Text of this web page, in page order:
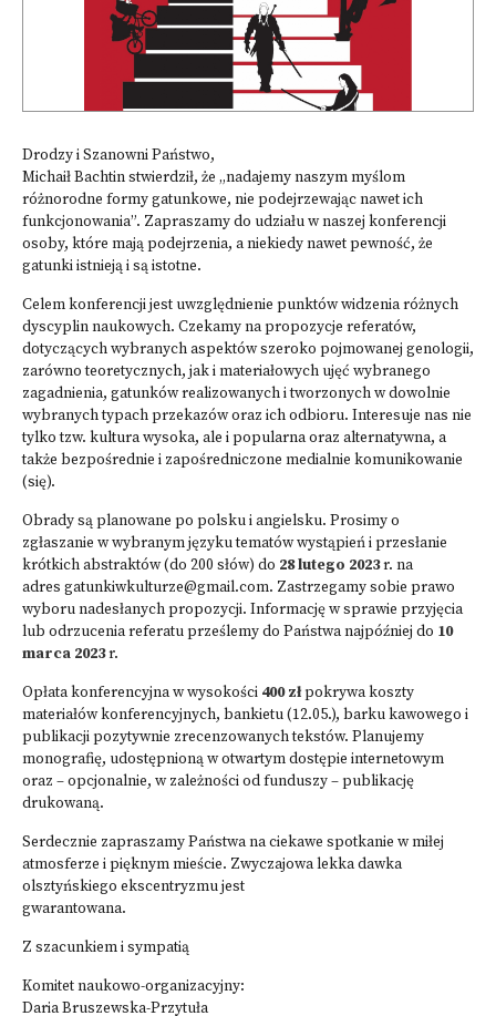
Drodzy i Szanowni Państwo,
Michaił Bachtin stwierdził, że „nadajemy naszym myślom
różnorodne formy gatunkowe, nie podejrzewając nawet ich
funkcjonowania”. Zapraszamy do udziału w naszej konferencji
osoby, które mają podejrzenia, a niekiedy nawet pewność, że
gatunki istnieją i są istotne.
Celem konferencji jest uwzględnienie punktów widzenia różnych
dyscyplin naukowych. Czekamy na propozycje referatów,
dotyczących wybranych aspektów szeroko pojmowanej genologii,
zarówno teoretycznych, jak i materiałowych ujęć wybranego
zagadnienia, gatunków realizowanych i tworzonych w dowolnie
wybranych typach przekazów oraz ich odbioru. Interesuje nas nie
tylko tzw. kultura wysoka, ale i popularna oraz alternatywna, a
także bezpośrednie i zapośredniczone medialnie komunikowanie
(się).
Obrady są planowane po polsku i angielsku. Prosimy o
zgłaszanie w wybranym języku tematów wystąpień i przesłanie
krótkich abstraktów (do 200 słów) do 28 lutego 2023r. na
adres gatunkiwkulturze@gmail.com. Zastrzegamy sobie prawo
wyboru nadesłanych propozycji. Informację w sprawie przyjęcia
lub odrzucenia referatu prześlemy do Państwa najpóźniej do 10
marca 2023r.
Opłata konferencyjna w wysokości 400 złpokrywa koszty
materiałów konferencyjnych, bankietu (12.05.), barku kawowego i
publikacji pozytywnie zrecenzowanych tekstów. Planujemy
monografię, udostępnioną w otwartym dostępie internetowym
oraz – opcjonalnie, w zależności od funduszy – publikację
drukowaną.
Serdecznie zapraszamy Państwa na ciekawe spotkanie w miłej
atmosferze i pięknym mieście. Zwyczajowa lekka dawka
olsztyńskiego ekscentryzmu jest
gwarantowana.
Z szacunkiem i sympatią
Komitet naukowo-organizacyjny:
Daria Bruszewska-Przytuła